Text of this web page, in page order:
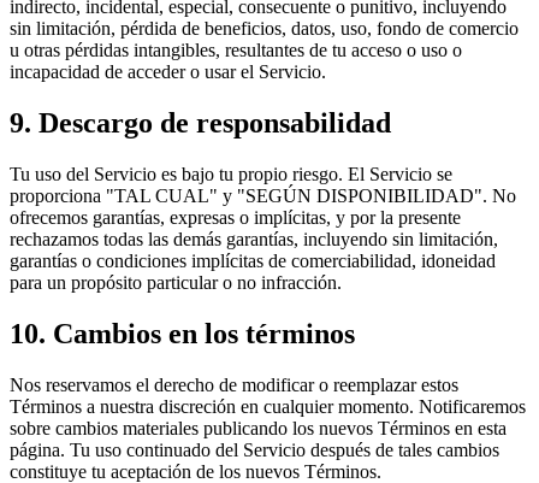
indirecto, incidental, especial, consecuente o punitivo, incluyendo
sin limitación, pérdida de beneficios, datos, uso, fondo de comercio
u otras pérdidas intangibles, resultantes de tu acceso o uso o
incapacidad de acceder o usar el Servicio.
9. Descargo de responsabilidad
Tu uso del Servicio es bajo tu propio riesgo. El Servicio se
proporciona "TAL CUAL" y "SEGÚN DISPONIBILIDAD". No
ofrecemos garantías, expresas o implícitas, y por la presente
rechazamos todas las demás garantías, incluyendo sin limitación,
garantías o condiciones implícitas de comerciabilidad, idoneidad
para un propósito particular o no infracción.
10. Cambios en los términos
Nos reservamos el derecho de modificar o reemplazar estos
Términos a nuestra discreción en cualquier momento. Notificaremos
sobre cambios materiales publicando los nuevos Términos en esta
página. Tu uso continuado del Servicio después de tales cambios
constituye tu aceptación de los nuevos Términos.